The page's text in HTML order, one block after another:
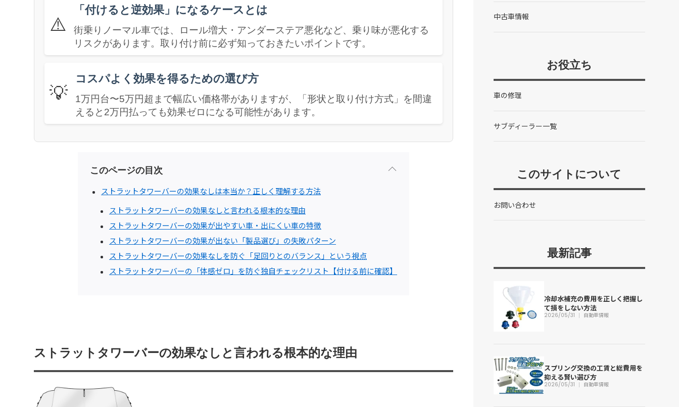
⚠️
「付けると逆効果」になるケースとは
街乗りノーマル車では、ロール増大・アンダーステア悪化など、乗り味が悪化する
リスクがあります。取り付け前に必ず知っておきたいポイントです。
💡
コスパよく効果を得るための選び方
1万円台〜5万円超まで幅広い価格帯がありますが、「形状と取り付け方式」を間違
えると2万円払っても効果ゼロになる可能性があります。
このページの目次
ストラットタワーバーの効果なしは本当か？正しく理解する方法
ストラットタワーバーの効果なしと言われる根本的な理由
ストラットタワーバーの効果が出やすい車・出にくい車の特徴
ストラットタワーバーの効果が出ない「製品選び」の失敗パターン
ストラットタワーバーの効果なしを防ぐ「足回りとのバランス」という視点
ストラットタワーバーの「体感ゼロ」を防ぐ独自チェックリスト【付ける前に確認】
ストラットタワーバーの効果なしと言われる根本的な理由
中古車情報
お役立ち
車の修理
サブディーラー一覧
このサイトについて
お問い合わせ
最新記事
冷却水補充の費用を正しく把握し
て損をしない方法
2026/05/31 自動車情報
スプリング交換の工賃と総費用を
抑える賢い選び方
2026/05/31 自動車情報